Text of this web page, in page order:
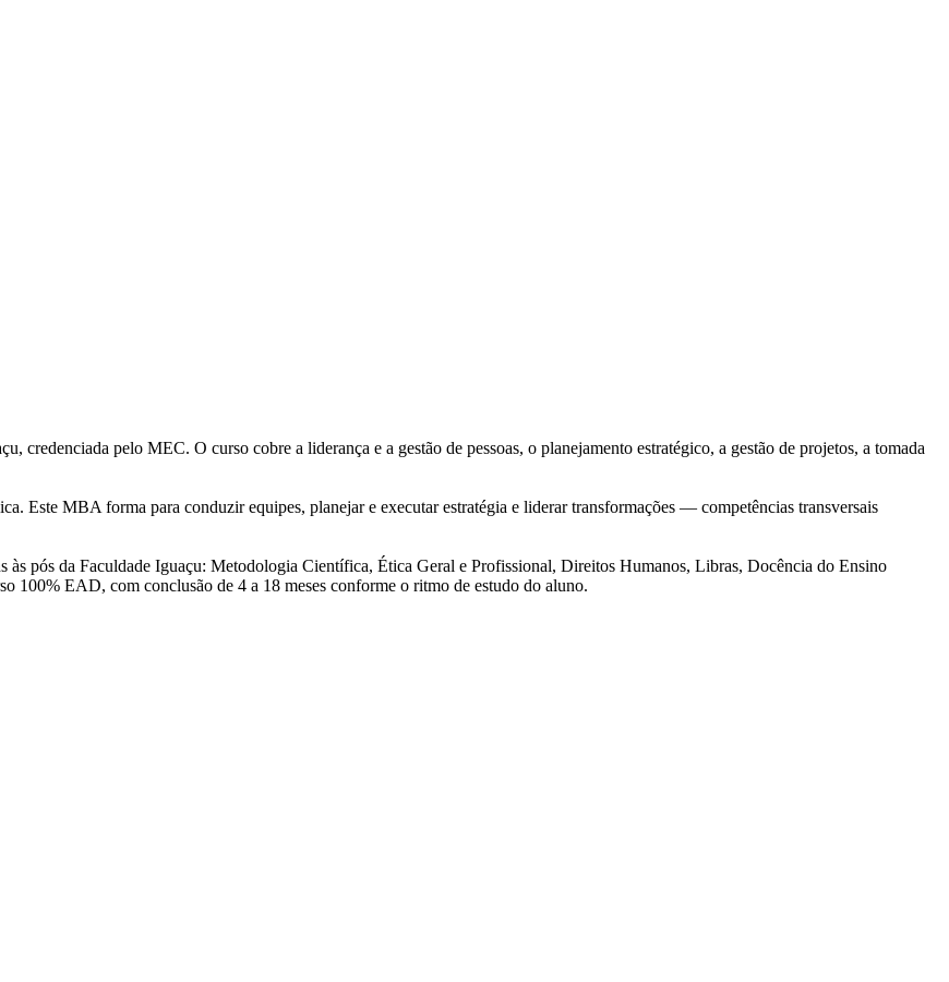
credenciada pelo MEC. O curso cobre a liderança e a gestão de pessoas, o planejamento estratégico, a gestão de projetos, a tomada
Este MBA forma para conduzir equipes, planejar e executar estratégia e liderar transformações — competências transversais
pós da Faculdade Iguaçu: Metodologia Científica, Ética Geral e Profissional, Direitos Humanos, Libras, Docência do Ensino
100% EAD, com conclusão de 4 a 18 meses conforme o ritmo de estudo do aluno.